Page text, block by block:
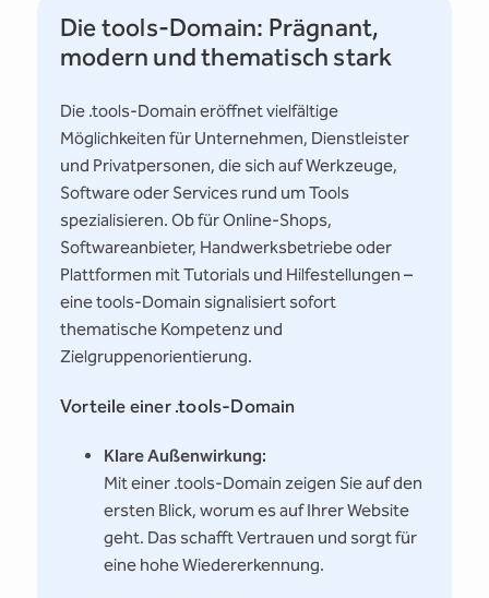
Die tools-Domain: Prägnant,
modern und thematisch stark
Die .tools-Domain eröffnet vielfältige
Möglichkeiten für Unternehmen, Dienstleister
und Privatpersonen, die sich auf Werkzeuge,
Software oder Services rund um Tools
spezialisieren. Ob für Online-Shops,
Softwareanbieter, Handwerksbetriebe oder
Plattformen mit Tutorials und Hilfestellungen –
eine tools-Domain signalisiert sofort
thematische Kompetenz und
Zielgruppenorientierung.
Vorteile einer .tools-Domain
Klare Außenwirkung:
Mit einer .tools-Domain zeigen Sie auf den
ersten Blick, worum es auf Ihrer Website
geht. Das schafft Vertrauen und sorgt für
eine hohe Wiedererkennung.